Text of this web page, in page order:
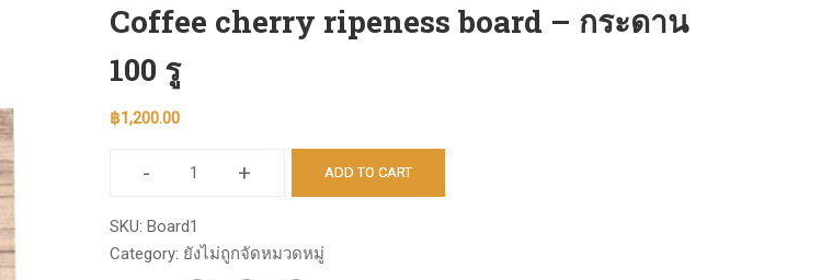
Coffee cherry ripeness board – กระดาน
100 รู
฿1,200.00
-
Coffee
board
+ ADD TO CART
SKU: Board1
Category: ยังไม่ถูกจัดหมวดหมู่